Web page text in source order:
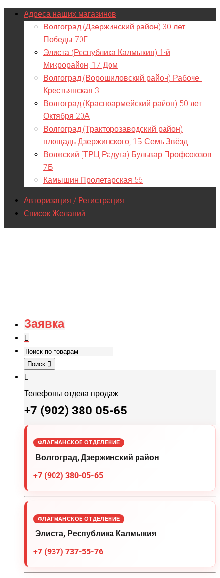
Адреса наших магазинов
Волгоград (Дзержинский район) 30 лет
Победы 70Г
Элиста (Республика Калмыкия) 1-й
Микрорайон, 17 Дом
Волгоград (Ворошиловский район) Рабоче-
Крестьянская 3
Волгоград (Красноармейский район) 50 лет
Октября 20А
Волгоград (Тракторозаводский район)
площадь Дзержинского, 1Б Семь Звёзд
Волжский (ТРЦ Радуга) Бульвар Профсоюзов
7Б
Камышин Пролетарская 56
Авторизация / Регистрация
Список Желаний
Заявка
Поиск
Телефоны отдела продаж
+7 (902) 380 05-65
ФЛАГМАНСКОЕ ОТДЕЛЕНИЕ
Волгоград, Дзержинский район
+7 (902) 380-05-65
ФЛАГМАНСКОЕ ОТДЕЛЕНИЕ
Элиста, Республика Калмыкия
+7 (937) 737-55-76